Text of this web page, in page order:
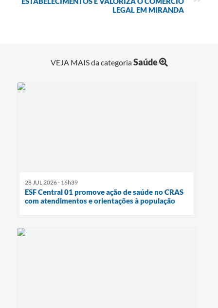
LEGAL EM MIRANDA
VEJA MAIS da categoriaSaúde
28 JUL 2026 - 16h39
ESF Central 01 promove ação de saúde no CRAS
com atendimentos e orientações à população